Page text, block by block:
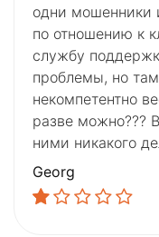
одни мошенники
по отношению к
службу
проблемы, но
некомпетентно
разве можно???
ними никакого
Georg